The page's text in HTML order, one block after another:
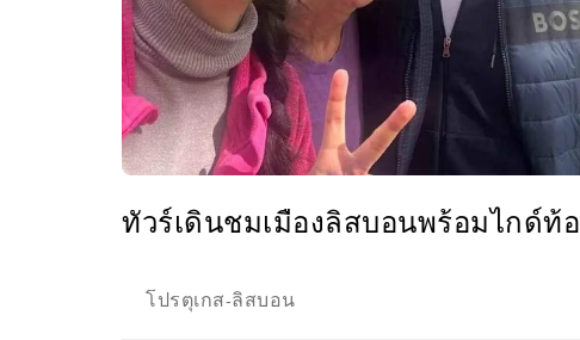
ทัวร์เดินชมเมืองลิสบอนพร้อมไกด์ท้
โปรตุเกส-ลิสบอน